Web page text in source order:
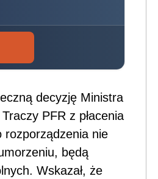
decyzję Ministra
PFR z płacenia
rozporządzenia nie
będą
Wskazał, że